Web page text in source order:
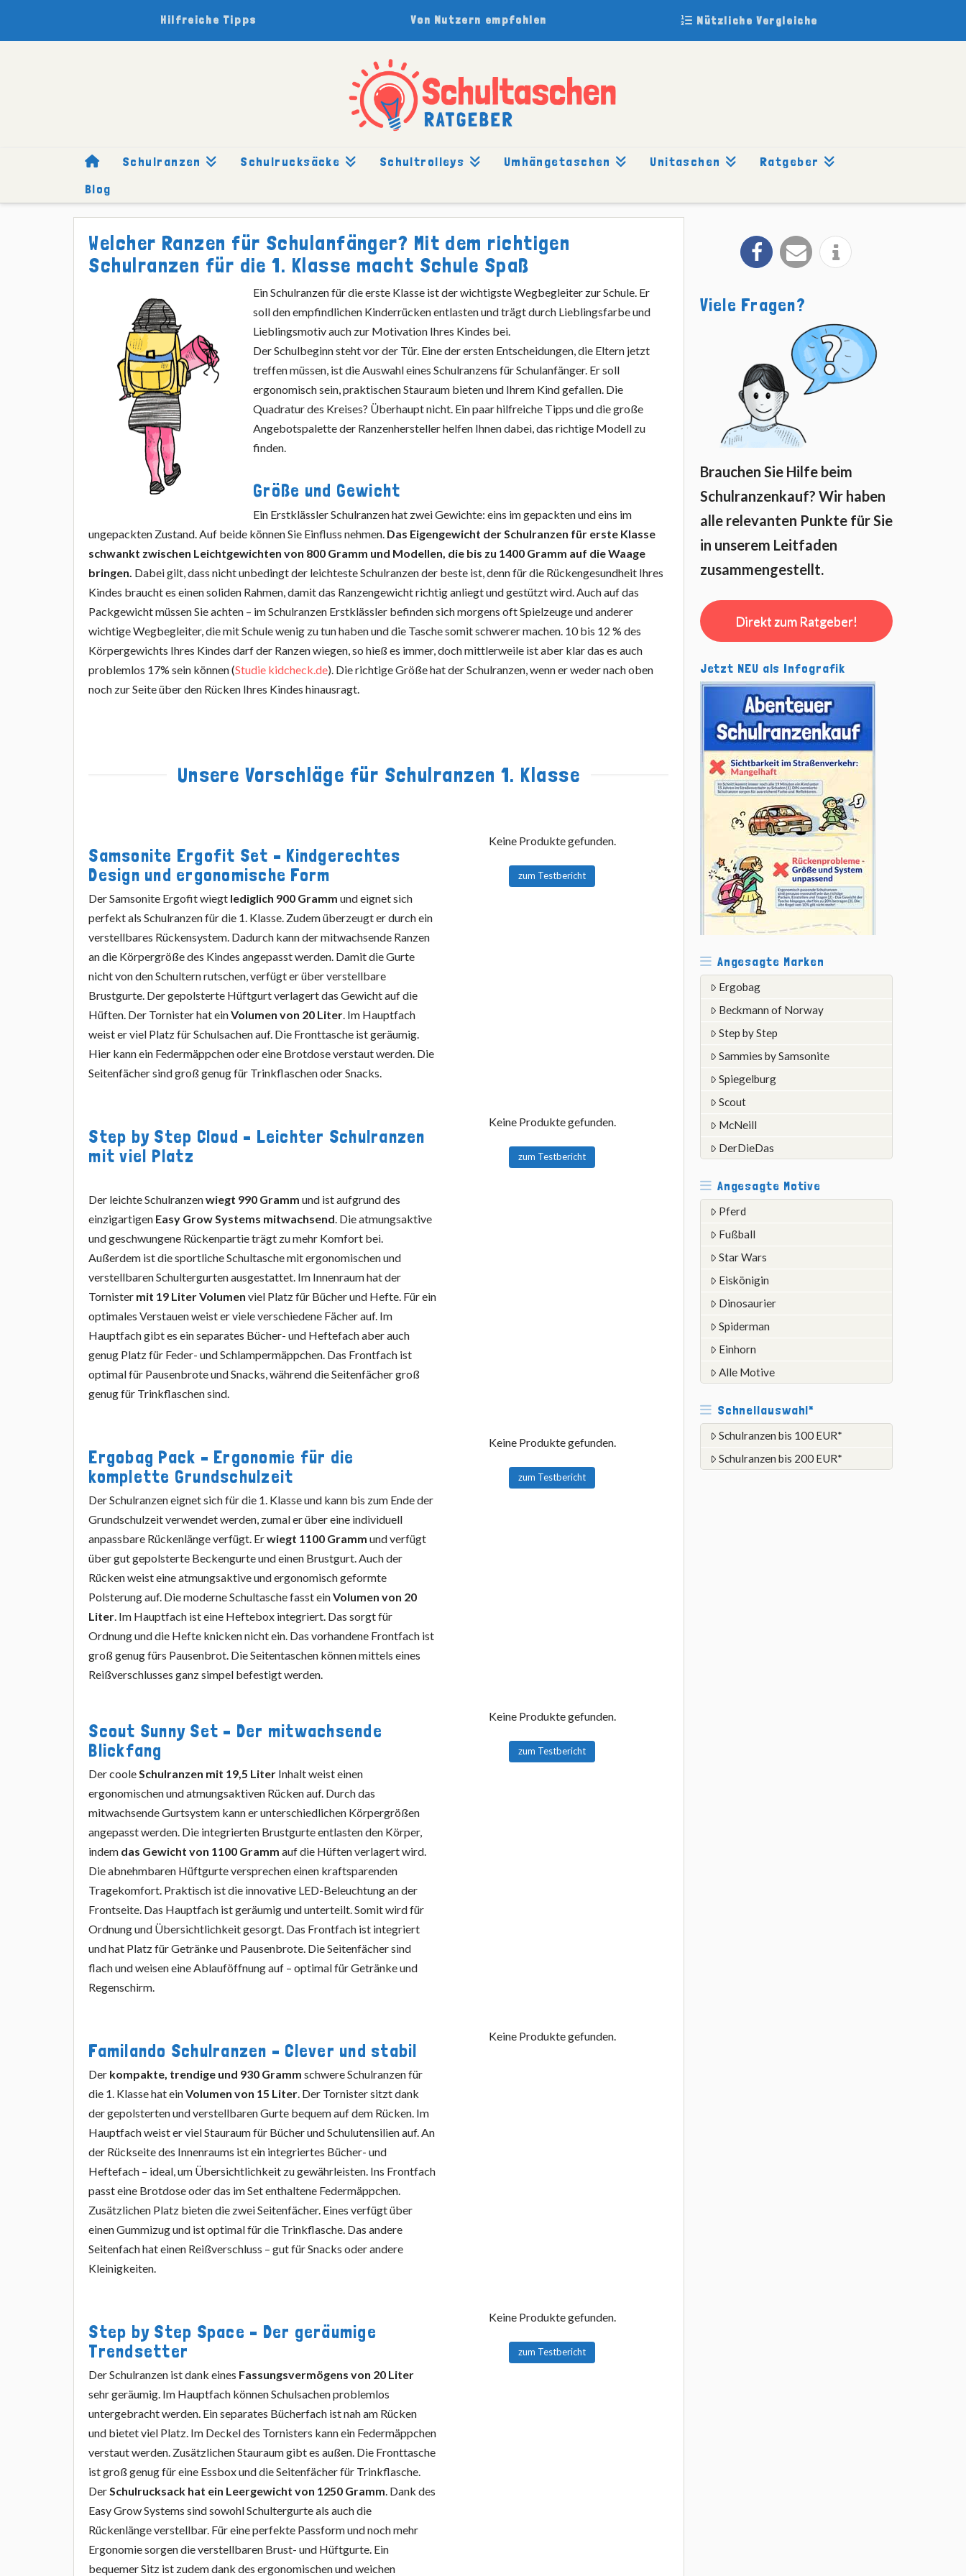
Hilfreiche Tipps Von Nutzern empfohlen Nützliche Vergleiche
Schulranzen Schulrucksäcke Schultrolleys Umhängetaschen Unitaschen
Ratgeber
Blog
HOMESCHULRANZEN
Welcher Ranzen für Schulanfänger? Mit dem richtigen
Schulranzen für die 1. Klasse macht Schule Spaß
Ein Schulranzen für die erste Klasse ist der wichtigste Wegbegleiter zur Schule. Er
soll den empfindlichen Kinderrücken entlasten und trägt durch Lieblingsfarbe und
Lieblingsmotiv auch zur Motivation Ihres Kindes bei.
Der Schulbeginn steht vor der Tür. Eine der ersten Entscheidungen, die Eltern jetzt
treffen müssen, ist die Auswahl eines Schulranzens für Schulanfänger. Er soll
ergonomisch sein, praktischen Stauraum bieten und Ihrem Kind gefallen. Die
Quadratur des Kreises? Überhaupt nicht. Ein paar hilfreiche Tipps und die große
Angebotspalette der Ranzenhersteller helfen Ihnen dabei, das richtige Modell zu
finden.
Größe und Gewicht
Ein Erstklässler Schulranzen hat zwei Gewichte: eins im gepackten und eins im
ungepackten Zustand. Auf beide können Sie Einfluss nehmen. Das Eigengewicht der Schulranzen für erste Klasse
schwankt zwischen Leichtgewichten von 800 Gramm und Modellen, die bis zu 1400 Gramm auf die Waage
bringen. Dabei gilt, dass nicht unbedingt der leichteste Schulranzen der beste ist, denn für die Rückengesundheit Ihres
Kindes braucht es einen soliden Rahmen, damit das Ranzengewicht richtig anliegt und gestützt wird. Auch auf das
Packgewicht müssen Sie achten – im Schulranzen Erstklässler befinden sich morgens oft Spielzeuge und anderer
wichtige Wegbegleiter, die mit Schule wenig zu tun haben und die Tasche somit schwerer machen. 10 bis 12 % des
Körpergewichts Ihres Kindes darf der Ranzen wiegen, so hieß es immer, doch mittlerweile ist aber klar das es auch
problemlos 17% sein können (Studie kidcheck.de). Die richtige Größe hat der Schulranzen, wenn er weder nach oben
noch zur Seite über den Rücken Ihres Kindes hinausragt.
Unsere Vorschläge für Schulranzen 1. Klasse
Samsonite Ergofit Set – Kindgerechtes
Design und ergonomische Form
Der Samsonite Ergofit wiegt lediglich 900 Gramm und eignet sich
perfekt als Schulranzen für die 1. Klasse. Zudem überzeugt er durch ein
verstellbares Rückensystem. Dadurch kann der mitwachsende Ranzen
an die Körpergröße des Kindes angepasst werden. Damit die Gurte
nicht von den Schultern rutschen, verfügt er über verstellbare
Brustgurte. Der gepolsterte Hüftgurt verlagert das Gewicht auf die
Hüften. Der Tornister hat einVolumen von 20 Liter. Im Hauptfach
weist er viel Platz für Schulsachen auf. Die Fronttasche ist geräumig.
Hier kann ein Federmäppchen oder eine Brotdose verstaut werden. Die
Seitenfächer sind groß genug für Trinkflaschen oder Snacks.
Keine Produkte gefunden.
zum Testbericht
Step by Step Cloud – Leichter Schulranzen
mit viel Platz
Der leichte Schulranzenwiegt 990 Gramm und ist aufgrund des
einzigartigen Easy Grow Systems mitwachsend. Die atmungsaktive
und geschwungene Rückenpartie trägt zu mehr Komfort bei.
Außerdem ist die sportliche Schultasche mit ergonomischen und
verstellbaren Schultergurten ausgestattet. Im Innenraum hat der
Tornister mit 19 Liter Volumen viel Platz für Bücher und Hefte. Für ein
optimales Verstauen weist er viele verschiedene Fächer auf. Im
Hauptfach gibt es ein separates Bücher- und Heftefach aber auch
genug Platz für Feder- und Schlampermäppchen. Das Frontfach ist
optimal für Pausenbrote und Snacks, während die Seitenfächer groß
genug für Trinkflaschen sind.
Keine Produkte gefunden.
zum Testbericht
Ergobag Pack – Ergonomie für die
komplette Grundschulzeit
Der Schulranzen eignet sich für die 1. Klasse und kann bis zum Ende der
Grundschulzeit verwendet werden, zumal er über eine individuell
anpassbare Rückenlänge verfügt. Erwiegt 1100 Gramm und verfügt
über gut gepolsterte Beckengurte und einen Brustgurt. Auch der
Rücken weist eine atmungsaktive und ergonomisch geformte
Polsterung auf. Die moderne Schultasche fasst einVolumen von 20
Liter. Im Hauptfach ist eine Heftebox integriert. Das sorgt für
Ordnung und die Hefte knicken nicht ein. Das vorhandene Frontfach ist
groß genug fürs Pausenbrot. Die Seitentaschen können mittels eines
Reißverschlusses ganz simpel befestigt werden.
Keine Produkte gefunden.
zum Testbericht
Scout Sunny Set – Der mitwachsende
Blickfang
Der cooleSchulranzen mit 19,5 Liter Inhalt weist einen
ergonomischen und atmungsaktiven Rücken auf. Durch das
mitwachsende Gurtsystem kann er unterschiedlichen Körpergrößen
angepasst werden. Die integrierten Brustgurte entlasten den Körper,
indem das Gewicht von 1100 Gramm auf die Hüften verlagert wird.
Die abnehmbaren Hüftgurte versprechen einen kraftsparenden
Tragekomfort. Praktisch ist die innovative LED-Beleuchtung an der
Frontseite. Das Hauptfach ist geräumig und unterteilt. Somit wird für
Ordnung und Übersichtlichkeit gesorgt. Das Frontfach ist integriert
und hat Platz für Getränke und Pausenbrote. Die Seitenfächer sind
flach und weisen eine Ablauföffnung auf – optimal für Getränke und
Regenschirm.
Keine Produkte gefunden.
zum Testbericht
Familando Schulranzen – Clever und stabil
Der kompakte, trendige und 930 Gramm schwere Schulranzen für
die 1. Klasse hat einVolumen von 15 Liter. Der Tornister sitzt dank
der gepolsterten und verstellbaren Gurte bequem auf dem Rücken. Im
Hauptfach weist er viel Stauraum für Bücher und Schulutensilien auf. An
der Rückseite des Innenraums ist ein integriertes Bücher- und
Heftefach – ideal, um Übersichtlichkeit zu gewährleisten. Ins Frontfach
passt eine Brotdose oder das im Set enthaltene Federmäppchen.
Zusätzlichen Platz bieten die zwei Seitenfächer. Eines verfügt über
einen Gummizug und ist optimal für die Trinkflasche. Das andere
Seitenfach hat einen Reißverschluss – gut für Snacks oder andere
Kleinigkeiten.
Keine Produkte gefunden.
Step by Step Space – Der geräumige
Trendsetter
Der Schulranzen ist dank eines Fassungsvermögens von 20 Liter
sehr geräumig. Im Hauptfach können Schulsachen problemlos
untergebracht werden. Ein separates Bücherfach ist nah am Rücken
und bietet viel Platz. Im Deckel des Tornisters kann ein Federmäppchen
verstaut werden. Zusätzlichen Stauraum gibt es außen. Die Fronttasche
ist groß genug für eine Essbox und die Seitenfächer für Trinkflasche.
DerSchulrucksack hat ein Leergewicht von 1250 Gramm. Dank des
Easy Grow Systems sind sowohl Schultergurte als auch die
Rückenlänge verstellbar. Für eine perfekte Passform und noch mehr
Ergonomie sorgen die verstellbaren Brust- und Hüftgurte. Ein
bequemer Sitz ist zudem dank des ergonomischen und weichen
Keine Produkte gefunden.
zum Testbericht
Viele Fragen?
Brauchen Sie Hilfe beim
Schulranzenkauf? Wir haben
alle relevanten Punkte für Sie
in unserem Leitfaden
zusammengestellt.
Direkt zum Ratgeber!
Jetzt NEU als Infografik
Angesagte Marken
Ergobag
Beckmann of Norway
Step by Step
Sammies by Samsonite
Spiegelburg
Scout
McNeill
DerDieDas
Angesagte Motive
Pferd
Fußball
Star Wars
Eiskönigin
Dinosaurier
Spiderman
Einhorn
Alle Motive
Schnellauswahl*
Schulranzen bis 100 EUR*
Schulranzen bis 200 EUR*